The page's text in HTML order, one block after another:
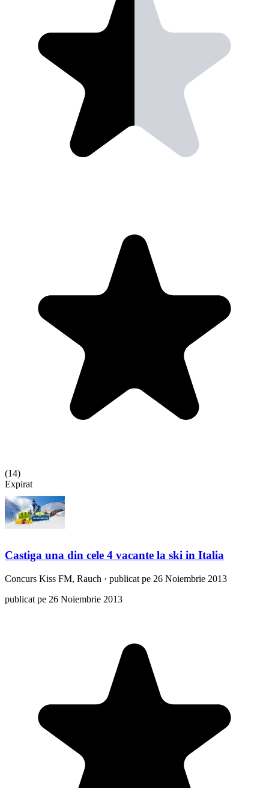
(14)
Expirat
Castiga una din cele 4 vacante la ski in Italia
Concurs Kiss FM, Rauch · publicat pe 26 Noiembrie 2013
publicat pe 26 Noiembrie 2013